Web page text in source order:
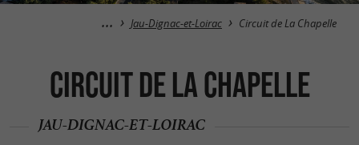
Jau-Dignac-et-Loirac Circuit de La Chapelle
Circuit de La Chapelle
JAU-DIGNAC-ET-LOIRAC